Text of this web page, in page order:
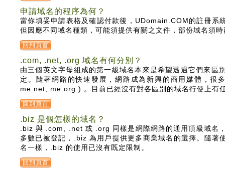
申請域名的程序為何？
當你填妥申請表格及確認付款後，UDomain.COM的註冊系
但因應不同域名種類，可能須提供有關之文件，部份域名須
回到頁首
.com, .net, .org 域名有何分別？
由三個英文字母組成的第一級域名本來是希望透過它們來
定。隨著網路的快速發展，網路成為新興的商用媒體，
me.net, me.org ) 。目前已經沒有對各區別的域名行使上有
回到頁首
.biz 是個怎樣的域名？
.biz 與 .com, .net 或 .org 同樣是網際網路的通用頂級域名
多數已被登記，.biz 為用戶提供更多商業域名的選擇。隨著
名一樣，.biz 的使用已沒有既定限制。
回到頁首